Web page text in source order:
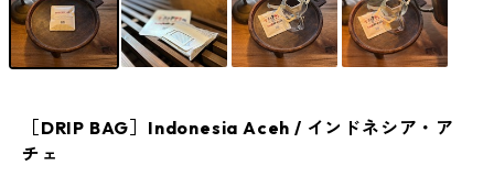
［DRIP BAG］Indonesia Aceh / インドネシア・ア
チェ